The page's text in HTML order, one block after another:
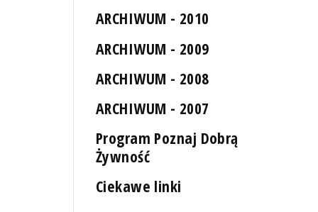
Na Wyspie Puckiej - mokro
ARCHIWUM - 2010
ARCHIWUM - 2009
ARCHIWUM - 2008
ARCHIWUM - 2007
Program Poznaj Dobrą
Żywność
Ciekawe linki